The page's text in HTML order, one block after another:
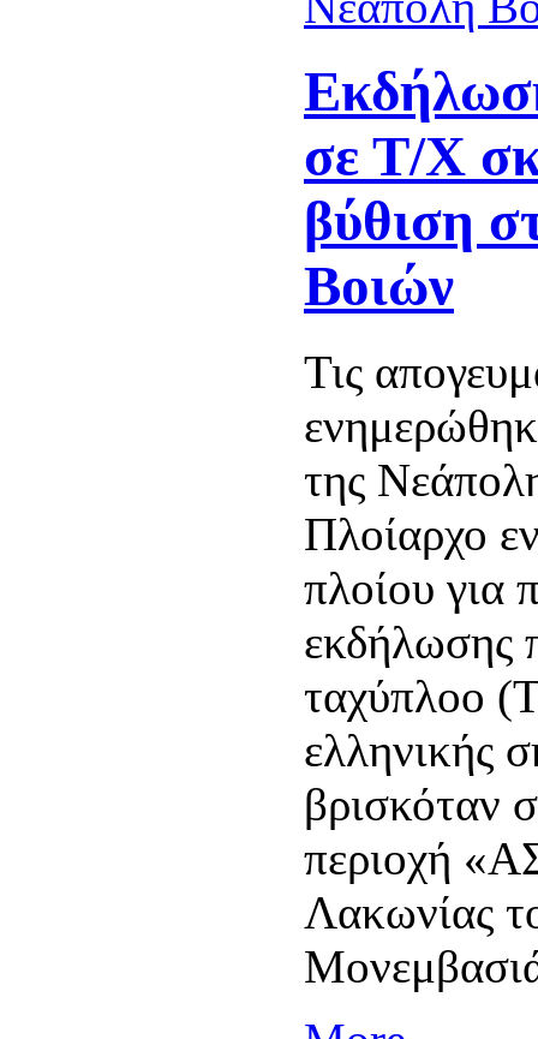
σε Τ/Χ
βύθιση
Βοιών
Τις
της
Πλοίαρχο
πλοίου για
εκδήλωσης
ταχύπλοο
ελληνικής
βρισκόταν
περιοχή
Λακωνίας